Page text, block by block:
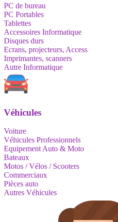
PC de bureau
PC Portables
Tablettes
Accessoires Informatique
Disques durs
Ecrans, projecteurs, Access
Imprimantes, scanners
Autre Informatique
Véhicules
Voiture
Véhicules Professionnels
Equipement Auto & Moto
Bateaux
Motos / Vélos / Scooters
Commerciaux
Pièces auto
Autres Véhicules